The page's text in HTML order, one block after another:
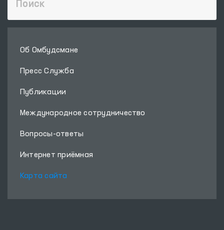
Об Омбудсмане
Пресс Служба
Публикации
Международное сотрудничество
Вопросы-ответы
Интернет приёмная
Карта сайта